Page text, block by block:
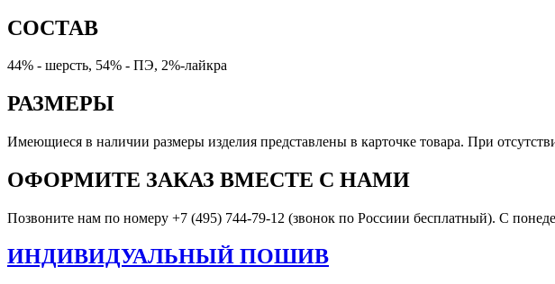
СОСТАВ
44% - шерсть, 54% - ПЭ, 2%-лайкра
РАЗМЕРЫ
Имеющиеся в наличии размеры изделия представлены в карточке товара. При
ОФОРМИТЕ ЗАКАЗ ВМЕСТЕ С НАМИ
Позвоните нам по номеру +7 (495) 744-79-12 (звонок по Россиии бесплатный). С
ИНДИВИДУАЛЬНЫЙ ПОШИВ